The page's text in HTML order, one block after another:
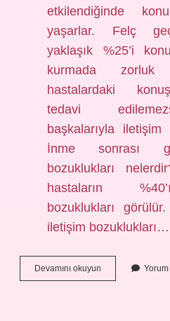
etkilendiğinde
yaşarlar. Felç
yaklaşık %25’i
kurmada
hastalardaki
tedavi
başkalarıyla iletişim
İnme sonrası
bozuklukları
hastaların
bozuklukları
iletişim bozuklukları…
Devamını okuyun
Sonrası
Yorum